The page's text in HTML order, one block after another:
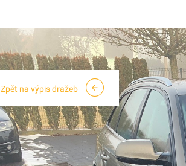
Zpět na výpis dražeb